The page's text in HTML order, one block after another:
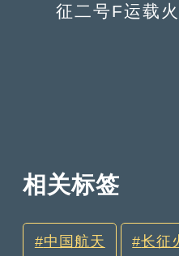
征二号F运载
相关标签
中国航天 长征